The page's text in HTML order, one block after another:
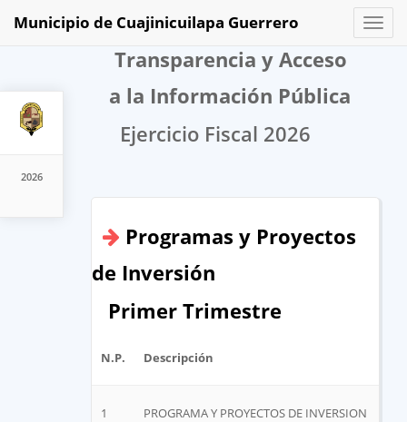
2026
Toggle
Municipio de Cuajinicuilapa Guerrero
Transparencia y Acceso
a la Información Pública
Ejercicio Fiscal 2026
Programas y Proyectos
de Inversión
Primer Trimestre
N.P. Descripción
1 PROGRAMA Y PROYECTOS DE INVERSION